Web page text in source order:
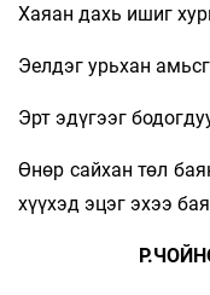
Хаяан дахь ишиг
Эелдэг урьхан
Эрт эдүгээг
Өнөр сайхан төл
хүүхэд эцэг эхээ